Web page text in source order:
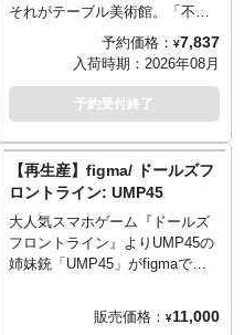
の真骨頂。「高周波ソード」展
開状態のパーツ、胸部に装着す
る「グラビティラム」パーツ、
最強武器「ギガスマッシャー」
への展開パーツなど、差し替え
でさまざまなシチュエーション
定となります。
それがテーブル美術館。「不
安」をテーマとし、未だ見るも
のを惹きつけてやまない世紀末
芸術の傑作エドヴァルド・ムン
クの「叫び」が再びfigmaから登
場！様々な遊びを広げてくれる
え、絵画の背景パネルと専用額
縁パーツも付属。
予約価格： ¥7,837
入荷時期： 2026年08月
予約受付終了
【再生産】figma/ ドールズフ
ロントライン: UMP45
大人気スマホゲーム『ドールズ
フロントライン』よりUMP45の
姉妹銃「UMP45」がfigmaで登
で、作中のシーンを再現可能。
販売価格： ¥11,000